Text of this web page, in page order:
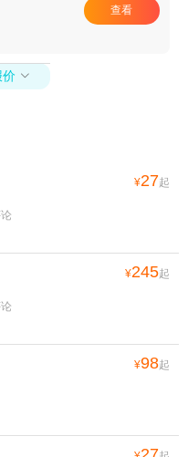
+四明山庄
漂流+东钱
文化节+宁波
+慈溪达蓬
海湾沙滩
湾萤火虫城
+雪窦山招
文化演艺秀
闲农庄+象
玻璃栈道
温泉+宁波
山湾冰雪大世
象山龙屿乡
周玻璃桥+
湾沙滩公园
星冰雪世界
轮+象山精
查看

¥27起
¥245起
¥98起